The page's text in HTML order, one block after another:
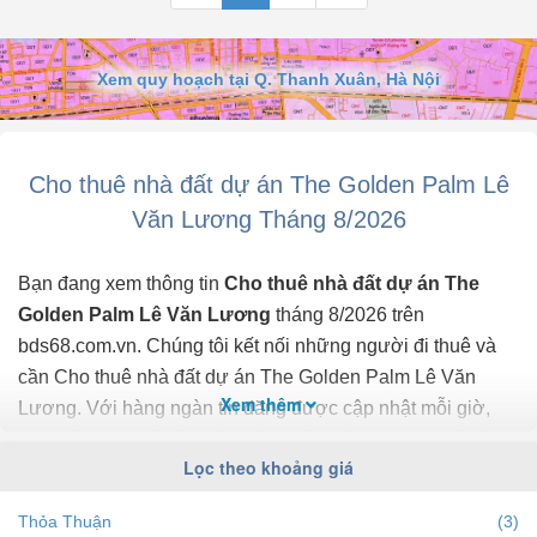
- Nội thất hiện đại, trẻ trung, full đồ.
- Giá: 24,5 triệu/tháng.
- Giao thông kết nối thuận tiện khu vực trung tâm Thanh Xuân:
Hoàng Đạo Thúy, Nguyễn Tuân, Vũ Trọng Phụng, Nguyễn Trãi,
Xem quy hoạch tại Q. Thanh Xuân, Hà Nội
Cho thuê nhà đất dự án The Golden Palm Lê
Văn Lương Tháng 8/2026
Bạn đang xem thông tin Cho thuê nhà đất dự án The
Golden Palm Lê Văn Lương tháng 8/2026 trên
bds68.com.vn. Chúng tôi kết nối những người đi thuê và
cần Cho thuê nhà đất dự án The Golden Palm Lê Văn
Lương. Với hàng ngàn tin đăng được cập nhật mỗi giờ,
Bạn dễ dành lọc tin đăng Cho thuê nhà đất ở dự án The
Xem thêm
Lọc theo khoảng giá
Thỏa Thuận
(3)